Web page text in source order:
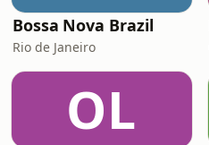
Bossa Nova Brazil
Rio de Janeiro
OL